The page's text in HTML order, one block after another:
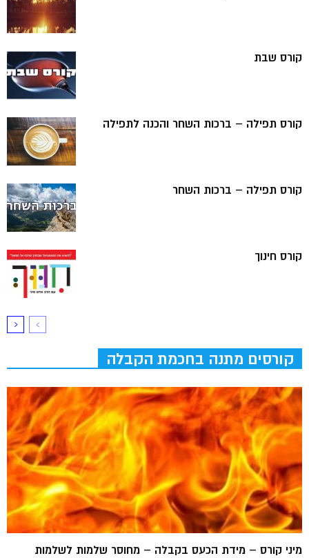
קורס שבת
קורס תפילה – ברכות השחר והכנה לתפילה
קורס תפילה – ברכות השחר
קורס חינוך
קורסים מתנה בחכמת הקבלה
מיני קורס – מידת הכעס בקבלה – מחוסר שלמות לשלמות